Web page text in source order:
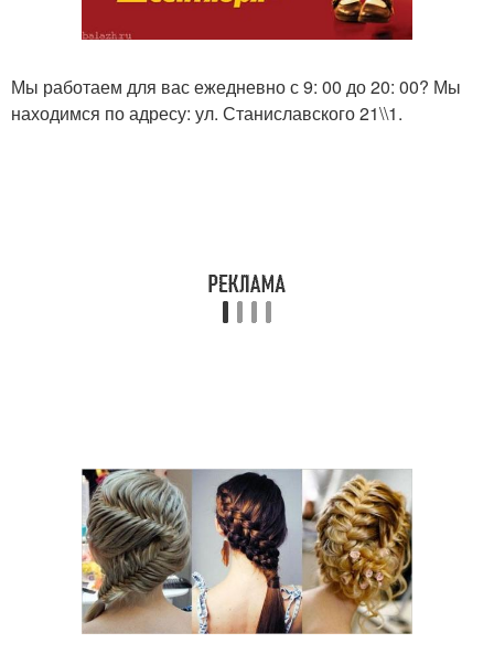
Мы работаем для вас ежедневно с 9: 00 до 20: 00? Мы
находимся по адресу: ул. Станиславского 21\\1.